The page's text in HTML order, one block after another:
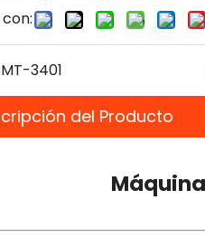
3401
del Producto